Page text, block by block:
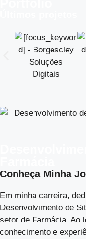
Conheça Minha
Em minha carreira,
Desenvolvimento de
setor de Farmácia. Ao
conhecimento e